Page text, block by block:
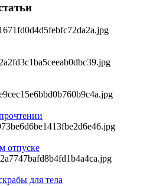
отпуске
для тела